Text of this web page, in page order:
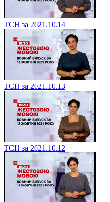
ТСН за 2021.10.14
ТСН за 2021.10.13
ТСН за 2021.10.12